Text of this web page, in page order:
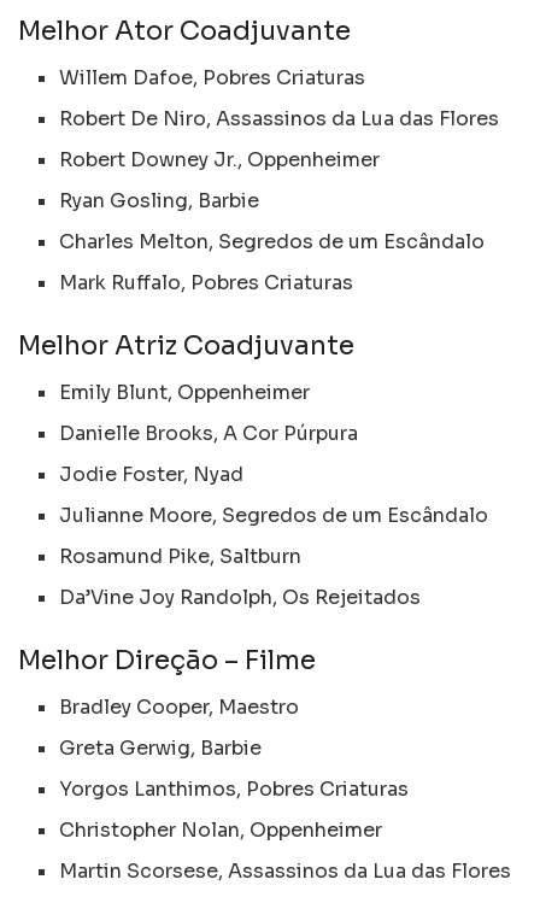
Melhor Ator Coadjuvante
Willem Dafoe, Pobres Criaturas
Robert De Niro, Assassinos da Lua das Flores
Robert Downey Jr., Oppenheimer
Ryan Gosling, Barbie
Charles Melton, Segredos de um Escândalo
Mark Ruffalo, Pobres Criaturas
Melhor Atriz Coadjuvante
Emily Blunt, Oppenheimer
Danielle Brooks, A Cor Púrpura
Jodie Foster, Nyad
Julianne Moore, Segredos de um Escândalo
Rosamund Pike, Saltburn
Da’Vine Joy Randolph, Os Rejeitados
Melhor Direção – Filme
Bradley Cooper, Maestro
Greta Gerwig, Barbie
Yorgos Lanthimos, Pobres Criaturas
Christopher Nolan, Oppenheimer
Martin Scorsese, Assassinos da Lua das Flores